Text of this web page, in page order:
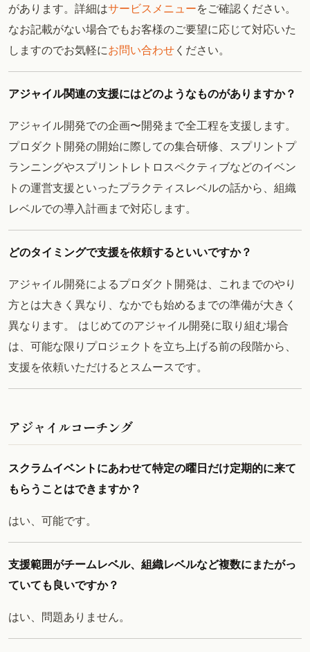
があります。詳細はサービスメニューをご確認ください。
なお記載がない場合でもお客様のご要望に応じて対応いた
しますのでお気軽にお問い合わせ ください。
アジャイル関連の支援にはどのようなものがありますか？
アジャイル開発での企画〜開発まで全工程を支援します。
プロダクト開発の開始に際しての集合研修、スプリントプ
ランニングやスプリントレトロスペクティブなどのイベン
トの運営支援といったプラクティスレベルの話から、組織
レベルでの導入計画まで対応します。
どのタイミングで支援を依頼するといいですか？
アジャイル開発によるプロダクト開発は、これまでのやり
方とは大きく異なり、なかでも始めるまでの準備が大きく
異なります。 はじめてのアジャイル開発に取り組む場合
は、可能な限りプロジェクトを立ち上げる前の段階から、
支援を依頼いただけるとスムースです。
アジャイルコーチング
スクラムイベントにあわせて特定の曜日だけ定期的に来て
もらうことはできますか？
はい、可能です。
支援範囲がチームレベル、組織レベルなど複数にまたがっ
ていても良いですか？
はい、問題ありません。